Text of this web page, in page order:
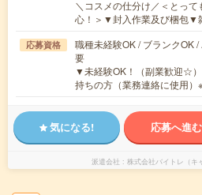
＼コスメの仕分け／＜とっ
心！＞▼封入作業及び梱包▼
応募資格
職種未経験OK / ブランクOK
要
▼未経験OK！（副業歓迎☆
持ちの方（業務連絡に使用
気になる! 応募へ進む
派遣会社 株式会社バイトレ（キ